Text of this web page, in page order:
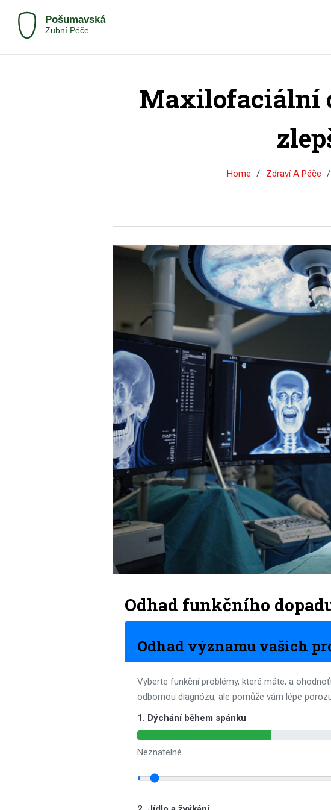
Maxilofaciální
Home Zdraví A Péče
Odhad funkčního
Odhad významu vašich
Vyberte funkční problémy, které máte, a
odbornou diagnózu, ale pomůže vám lépe
1. Dýchání během spánku
Neznatelné